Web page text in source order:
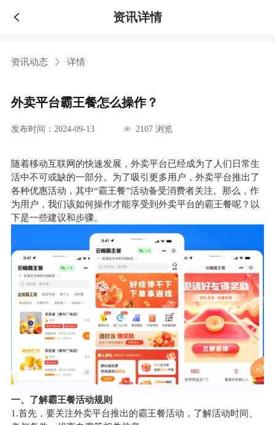
资讯详情
资讯动态 详情
外卖平台霸王餐怎么操作？
发布时间：2024-09-13 2107 浏览
随着移动互联网的快速发展，外卖平台已经成为了人们日常生
活中不可或缺的一部分。为了吸引更多用户，外卖平台推出了
各种优惠活动，其中“霸王餐”活动备受消费者关注。那么，作
为用户，我们该如何操作才能享受到外卖平台的霸王餐呢？以
下是一些建议和步骤。
一、了解霸王餐活动规则
1.首先，要关注外卖平台推出的霸王餐活动，了解活动时间、